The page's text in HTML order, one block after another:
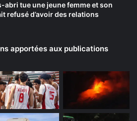
abri tue une jeune femme et son
refusé d’avoir des relations
apportées aux publications